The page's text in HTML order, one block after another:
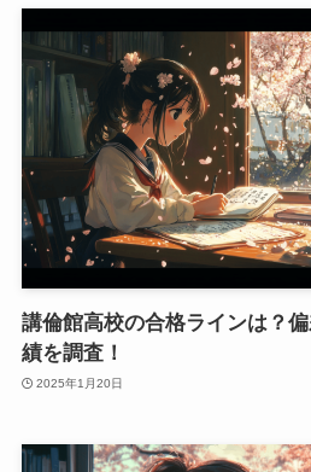
講倫館高校の合格ラインは？
績を調査！
2025年1月20日